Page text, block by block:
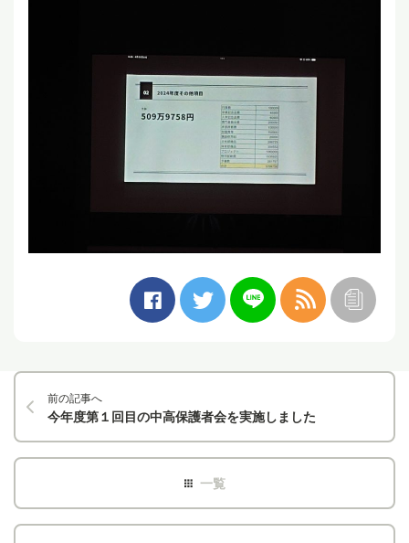
前の記事へ
今年度第１回目の中高保護者会を実施しました